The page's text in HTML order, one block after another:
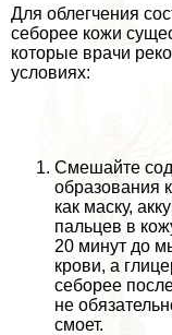
Для облегчения
себорее кожи
которые врачи
условиях:
Смешайте
образования
как маску,
пальцев в
20 минут до
крови, а
себорее
не
смоет.